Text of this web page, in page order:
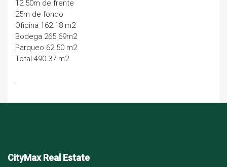
12.50m de frente
25m de fondo
Oficina 162.18 m2
Bodega 265.69m2
Parqueo 62.50 m2
Total 490.37 m2
.
CityMax Real Estate